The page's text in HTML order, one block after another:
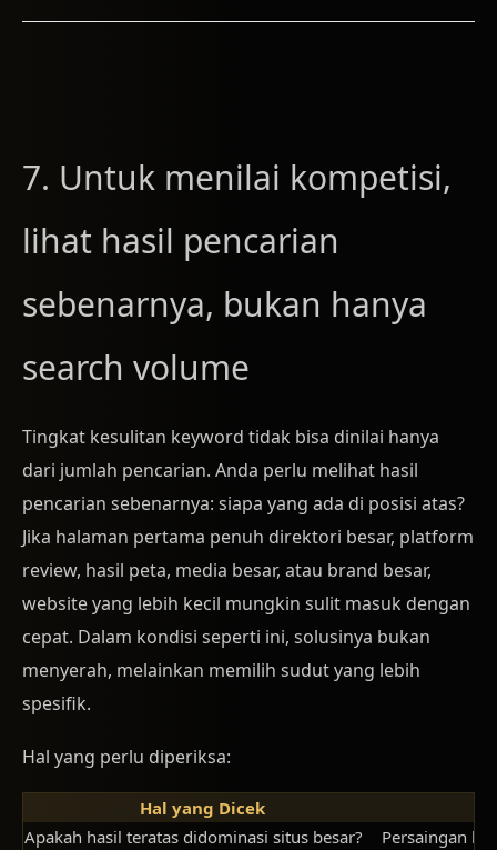
7. Untuk menilai kompetisi,
lihat hasil pencarian
sebenarnya, bukan hanya
search volume
Tingkat kesulitan keyword tidak bisa dinilai hanya
dari jumlah pencarian. Anda perlu melihat hasil
pencarian sebenarnya: siapa yang ada di posisi atas?
Jika halaman pertama penuh direktori besar, platform
review, hasil peta, media besar, atau brand besar,
website yang lebih kecil mungkin sulit masuk dengan
cepat. Dalam kondisi seperti ini, solusinya bukan
menyerah, melainkan memilih sudut yang lebih
spesifik.
Hal yang perlu diperiksa:
Hal yang Dicek
Apakah hasil teratas didominasi situs besar?
Persaingan